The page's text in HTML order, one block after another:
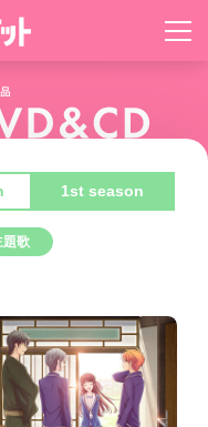
1st season
題歌